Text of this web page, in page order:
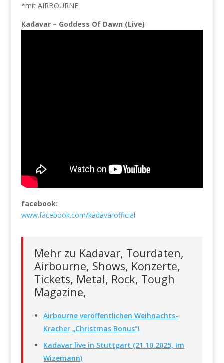
*mit AIRBOURNE
Kadavar – Goddess Of Dawn (Live)
facebook:
www.facebook.com/kadavarofficial
Mehr zu Kadavar, Tourdaten,
Airbourne, Shows, Konzerte,
Tickets, Metal, Rock, Tough
Magazine,
Airbourne veröffentlichen Weihnachts-
Kracher „Christmas Bonus“!
Kadavar live in Stuttgart (21.10.2025, Im
Wizemann)